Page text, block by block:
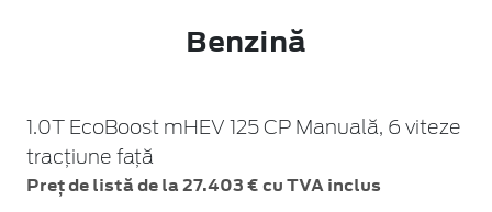
Benzină
1.0T EcoBoost mHEV 125 CP Manuală, 6 viteze
tracțiune față
Preț de listă de la 27.403 € cu TVA inclus